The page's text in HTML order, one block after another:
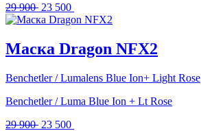
29 900 Первоначальная
цена
900 .
23 500
цена:
500 .
Маска Dragon NFX2
Benchetler / Lumalens Blue Ion+ Light Rose
Benchetler / Luma Blue Ion + Lt Rose
29 900 Первоначальная
23 500